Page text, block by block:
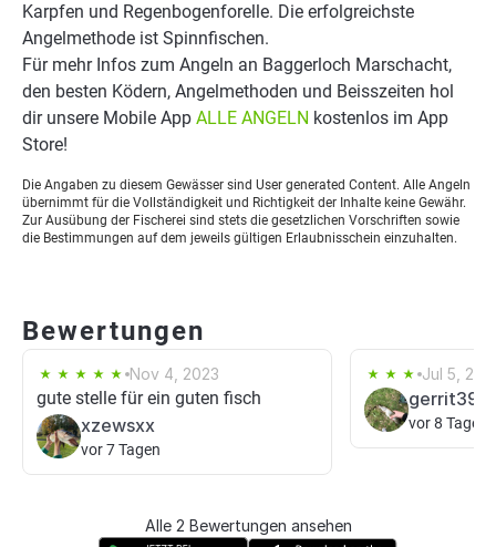
Karpfen und Regenbogenforelle. Die erfolgreichste
Angelmethode ist Spinnfischen.
Für mehr Infos zum Angeln an Baggerloch Marschacht,
den besten Ködern, Angelmethoden und Beisszeiten hol
dir unsere Mobile App ALLE ANGELN kostenlos im App
Store!
Die Angaben zu diesem Gewässer sind User generated Content. Alle Angeln
übernimmt für die Vollständigkeit und Richtigkeit der Inhalte keine Gewähr.
Zur Ausübung der Fischerei sind stets die gesetzlichen Vorschriften sowie
die Bestimmungen auf dem jeweils gültigen Erlaubnisschein einzuhalten.
Bewertungen
Nov 4, 2023
gute stelle für ein guten fisch
xzewsxx
vor 7 Tagen
Jul 5,
gerrit395
vor 8 Tagen
Alle 2 Bewertungen ansehen